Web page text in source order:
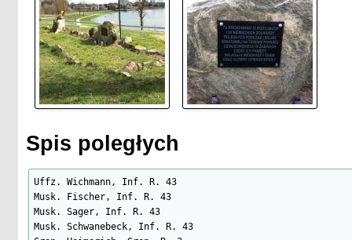
Spis poległych
Uffz. Wichmann, Inf. R. 43
Musk. Fischer, Inf. R. 43
Musk. Sager, Inf. R. 43
Musk. Schwanebeck, Inf. R. 43